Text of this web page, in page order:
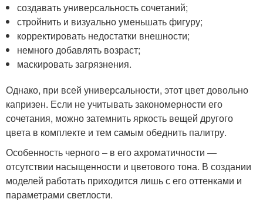
создавать универсальность сочетаний;
стройнить и визуально уменьшать фигуру;
корректировать недостатки внешности;
немного добавлять возраст;
маскировать загрязнения.
Однако, при всей универсальности, этот цвет довольно
капризен. Если не учитывать закономерности его
сочетания, можно затемнить яркость вещей другого
цвета в комплекте и тем самым обеднить палитру.
Особенность черного – в его ахроматичности —
отсутствии насыщенности и цветового тона. В создании
моделей работать приходится лишь с его оттенками и
параметрами светлости.